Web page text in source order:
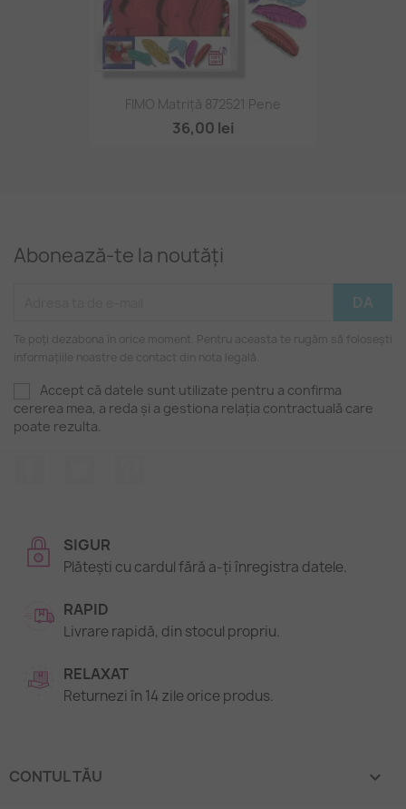
FIMO Matriță 872521 Pene
36,00 lei
Abonează-te la noutăți
Te poți dezabona în orice moment. Pentru aceasta te rugăm să folosești
informațiile noastre de contact din nota legală.
Accept că datele sunt utilizate pentru a confirma
cererea mea, a reda și a gestiona relația contractuală care
poate rezulta.
SIGUR
Plătești cu cardul fără a-ți înregistra datele.
RAPID
Livrare rapidă, din stocul propriu.
RELAXAT
Returnezi în 14 zile orice produs.
CONTUL TĂU 